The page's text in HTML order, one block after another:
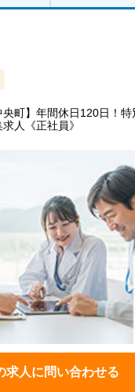
求人に問い合わせる
央町】年間休日120日！
人《正社員》